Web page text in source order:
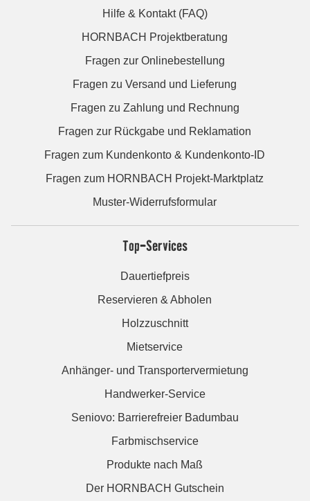
Hilfe & Kontakt (FAQ)
HORNBACH Projektberatung
Fragen zur Onlinebestellung
Fragen zu Versand und Lieferung
Fragen zu Zahlung und Rechnung
Fragen zur Rückgabe und Reklamation
Fragen zum Kundenkonto & Kundenkonto-ID
Fragen zum HORNBACH Projekt-Marktplatz
Muster-Widerrufsformular
Top-Services
Dauertiefpreis
Reservieren & Abholen
Holzzuschnitt
Mietservice
Anhänger- und Transportervermietung
Handwerker-Service
Seniovo: Barrierefreier Badumbau
Farbmischservice
Produkte nach Maß
Der HORNBACH Gutschein